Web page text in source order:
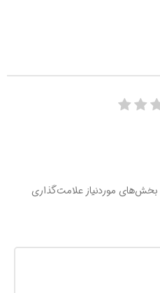
بخش‌های موردنیاز علامت‌گذاری